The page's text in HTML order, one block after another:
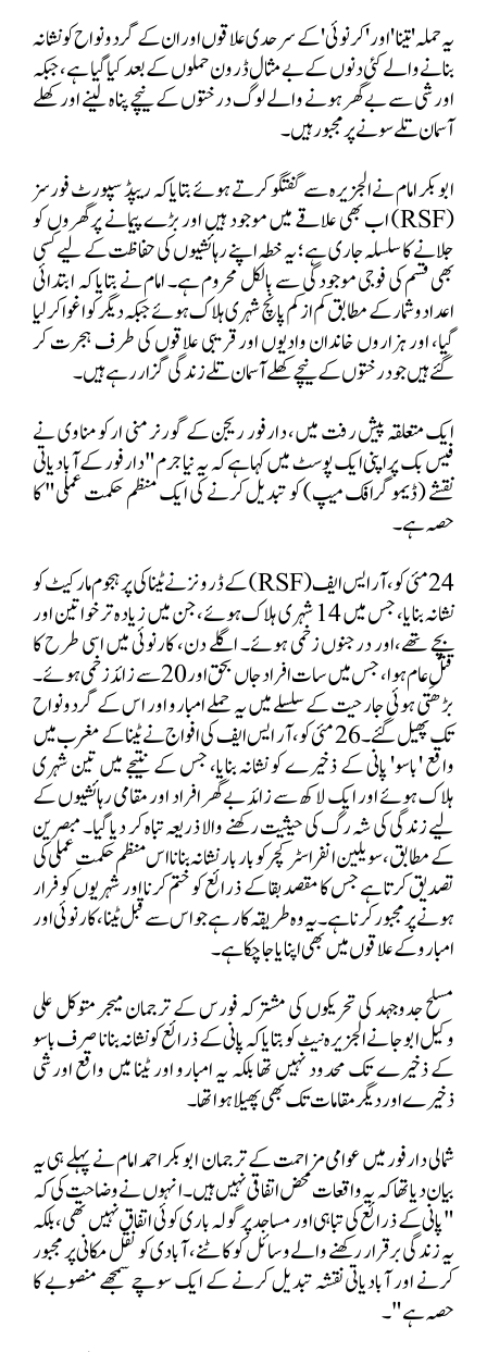
یہ حملہ 'تینا' اور 'کرنوئی' کے سرحدی علاقوں اور ان کے گردونواح کو نشانہ
بنانے والے کئی دنوں کے بے مثال ڈرون حملوں کے بعد کیا گیا ہے، جبکہ
اورشی سے بے گھر ہونے والے لوگ درختوں کے نیچے پناہ لینے اور کھلے
آسمان تلے سونے پر مجبور ہیں۔
ابوبکر امام نے الجزیرہ سے گفتگو کرتے ہوئے بتایا کہ ریپڈ سپورٹ فورسز
(
RSF) اب بھی علاقے میں موجود ہیں اور بڑے پیمانے پر گھروں کو
جلانے کا سلسلہ جاری ہے؛ یہ خطہ اپنے رہائشیوں کی حفاظت کے لیے کسی
بھی قسم کی فوجی موجودگی سے بالکل محروم ہے۔ امام نے بتایا کہ ابتدائی
اعداد و شمار کے مطابق کم از کم پانچ شہری ہلاک ہوئے جبکہ دیگر کو اغوا کر لیا
گیا، اور ہزاروں خاندان وادیوں اور قریبی علاقوں کی طرف ہجرت کر
گئے ہیں جو درختوں کے نیچے کھلے آسمان تلے زندگی گزار رہے ہیں۔
ایک متعلقہ پیش رفت میں، دارفور ریجن کے گورنر منی ارکو مناوی نے
فیس بک پر اپنی ایک پوسٹ میں کہا ہے کہ یہ نیا جرم "دارفور کے آبادیاتی
نقشے (ڈیموگرافک میپ) کو تبدیل کرنے کی ایک منظم حکمت عملی" کا
حصہ ہے۔
24مئی کو، آر ایس ایف (RSF) کے ڈرونز نے ٹینا کی پرہجوم مارکیٹ کو
نشانہ بنایا، جس میں14شہری ہلاک ہوئے،جن میں زیادہ تر خواتین اور
بچے تھے،اور درجنوں زخمی ہوئے۔ اگلے دن، کارنوئی میں اسی طرح کا
قتلِ عام ہوا، جس میں سات افراد جاں بحق اور20سے زائد زخمی ہوئے۔
بڑھتی ہوئی جارحیت کے سلسلے میں یہ حملے امبارو اور اس کے گردونواح
تک پھیل گئے۔26مئی کو، آر ایس ایف کی افواج نے ٹینا کے مغرب میں
واقع 'باسو' پانی کے ذخیرے کو نشانہ بنایا، جس کے نتیجے میں تین شہری
ہلاک ہوئے اور ایک لاکھ سے زائد بے گھر افراد اور مقامی رہائشیوں کے
لیے زندگی کی شہ رگ کی حیثیت رکھنے والا ذریعہ تباہ کر دیا گیا۔ مبصرین
کے مطابق، سویلین انفراسٹرکچر کو بار بار نشانہ بنانا اس منظم حکمتِ عملی کی
تصدیق کرتا ہے جس کا مقصد بقا کے ذرائع کو ختم کرنا اور شہریوں کو فرار
ہونے پر مجبور کرنا ہے۔ یہ وہ طریقہ کار ہے جو اس سے قبل ٹینا، کارنوئی اور
امبارو کے علاقوں میں بھی اپنایا جا چکا ہے۔
مسلح جدوجہد کی تحریکوں کی مشترکہ فورس کے ترجمان میجر متوکل علی
وکیل ابوجا نے الجزیرہ نیٹ کو بتایا کہ پانی کے ذرائع کو نشانہ بنانا صرف باسو
کے ذخیرے تک محدود نہیں تھا بلکہ یہ امبارو اور ٹینا میں واقع اورشی
ذخیرے اور دیگر مقامات تک بھی پھیلا ہوا تھا۔
شمالی دارفور میں عوامی مزاحمت کے ترجمان ابوبکر احمد امام نے پہلے ہی یہ
بیان دیا تھا کہ یہ واقعات محض اتفاقی نہیں ہیں۔ انہوں نے وضاحت کی کہ
"پانی کے ذرائع کی تباہی اور مساجد پر گولہ باری کوئی اتفاق نہیں تھی، بلکہ
یہ زندگی برقرار رکھنے والے وسائل کو کاٹنے، آبادی کو نقل مکانی پر مجبور
کرنے اور آبادیاتی نقشہ تبدیل کرنے کے ایک سوچے سمجھے منصوبے کا
حصہ ہے"۔